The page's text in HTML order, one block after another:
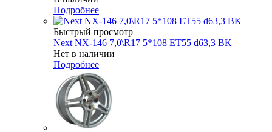
Подробнее
Быстрый просмотр
Next NX-146 7,0\R17 5*108 ET55 d63,3 BK
Нет в наличии
Подробнее